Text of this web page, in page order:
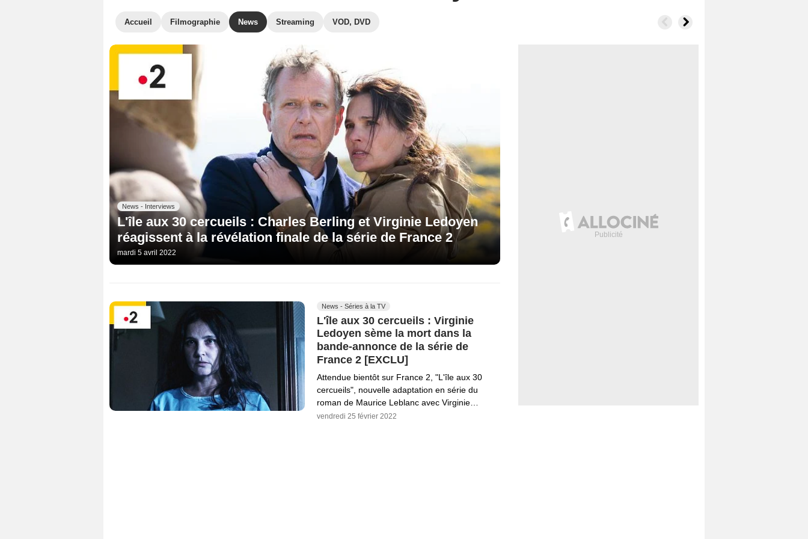
Accueil Filmographie News Streaming VOD, DVD
News - Interviews
L'île aux 30 cercueils : Charles Berling et Virginie Ledoyen
réagissent à la révélation finale de la série de France 2
mardi 5 avril 2022
News - Séries à la TV
L'île aux 30 cercueils : Virginie
Ledoyen sème la mort dans la
bande-annonce de la série de
France 2 [EXCLU]
Attendue bientôt sur France 2, "L'île aux 30
cercueils", nouvelle adaptation en série du
roman de Maurice Leblanc avec Virginie…
vendredi 25 février 2022